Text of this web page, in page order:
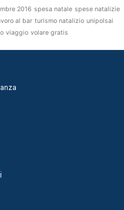
2016 spesa natale spese natalizie
al bar turismo natalizio unipolsai
viaggio volare gratis